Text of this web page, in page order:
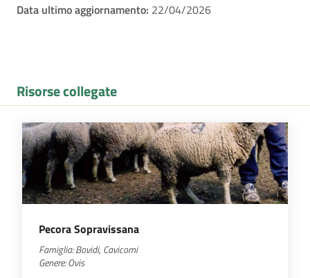
Data ultimo aggiornamento: 22/04/2026
Risorse collegate
Pecora Sopravissana
Famiglia: Bovidi, Cavicorni
Genere:Ovis